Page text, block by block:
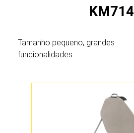
KM714
Tamanho pequeno, grandes
funcionalidades